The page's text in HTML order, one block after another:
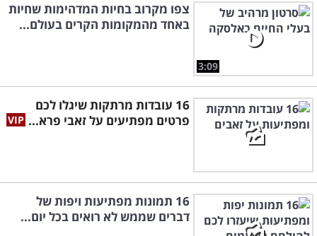
3:09
צפו מקרוב בחיות המדהימות שחיות
באחד מהמקומות הקרים בעולם...
16 עובדות מרתקות שיגלו לכם
פרטים מפתיעים על זאבי פרא...
16 תמונות מפתיעות ויפות של
דברים שממש לא רואים בכל יום...